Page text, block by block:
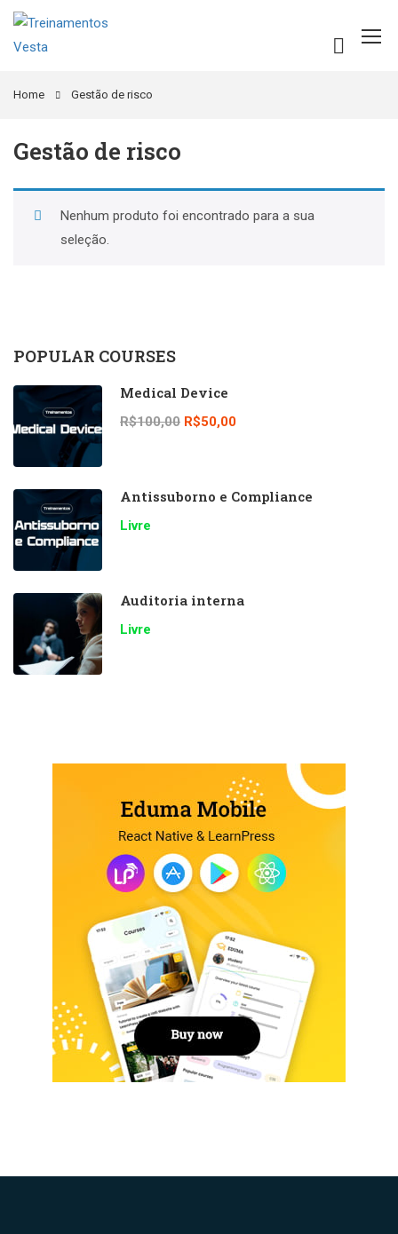
Home Gestão de risco
Gestão de risco
Nenhum produto foi encontrado para a sua
seleção.
POPULAR COURSES
Medical Device
R$100,00 R$50,00
Antissuborno e Compliance
Livre
Auditoria interna
Livre